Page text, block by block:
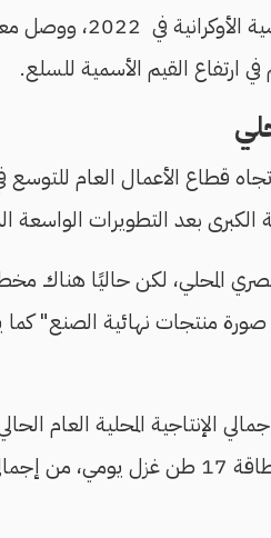
2022، ووصل معدل
قطاع الأعمال العام
الكبرى بعد التطويرات
من 95% من القطن المصري المحلي، لكن
منتجات نهائية الصنع" كما
استيعاب 45 ألف طن من إجمالي الإنتاجية